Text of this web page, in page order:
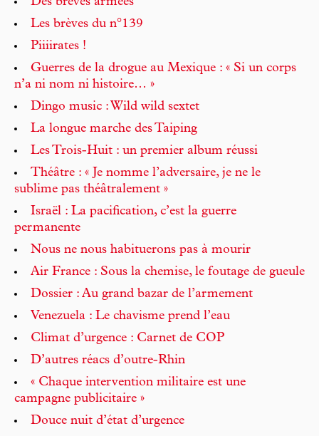
Les brèves du n°139
Piiiirates !
Guerres de la drogue au Mexique : « Si un corps
n’a ni nom ni histoire… »
Dingo music : Wild wild sextet
La longue marche des Taiping
Les Trois-Huit : un premier album réussi
Théâtre : « Je nomme l’adversaire, je ne le
sublime pas théâtralement »
Israël : La pacification, c’est la guerre
permanente
Nous ne nous habituerons pas à mourir
Air France : Sous la chemise, le foutage de gueule
Dossier : Au grand bazar de l’armement
Venezuela : Le chavisme prend l’eau
Climat d’urgence : Carnet de COP
D’autres réacs d’outre-Rhin
« Chaque intervention militaire est une
campagne publicitaire »
Douce nuit d’état d’urgence